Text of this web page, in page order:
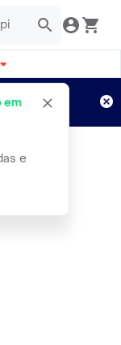
em
e
Aplicam T&C